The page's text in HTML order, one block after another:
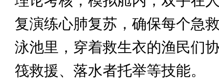
复演练心肺复苏，确保每个急
泳池里，穿着救生衣的渔民们
筏救援、落水者托举等技能。